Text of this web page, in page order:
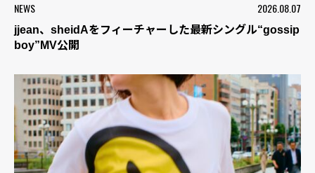
NEWS 2026.08.07
jjean、sheidAをフィーチャーした最新シングル“gossip
boy”MV公開